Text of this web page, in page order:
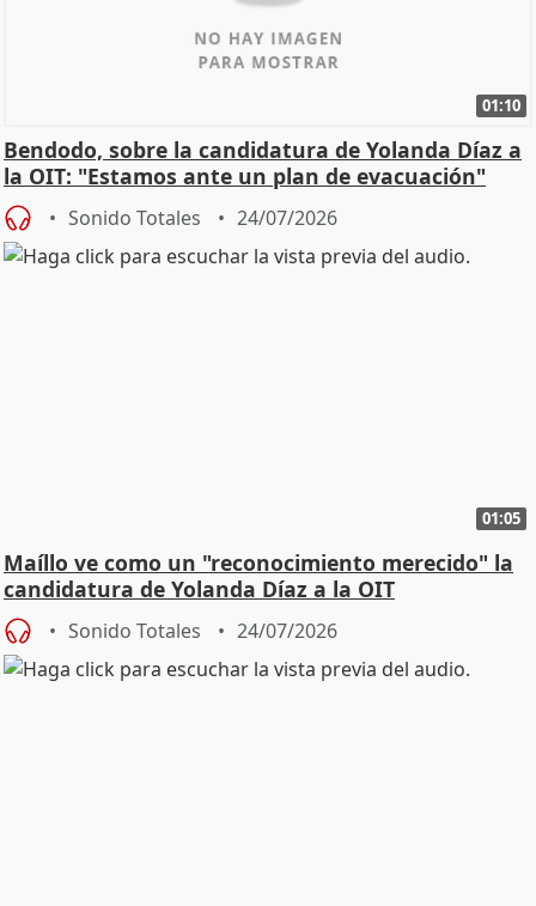
01:10
Bendodo, sobre la candidatura de Yolanda Díaz a
la OIT: "Estamos ante un plan de evacuación"
Sonido Totales 24/07/2026
01:05
Maíllo ve como un "reconocimiento merecido" la
candidatura de Yolanda Díaz a la OIT
Sonido Totales 24/07/2026